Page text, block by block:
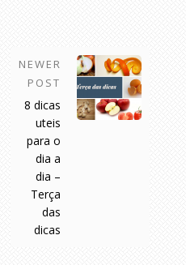
NEWER
POST
8 dicas
uteis
para o
dia a
dia –
Terça
das
dicas